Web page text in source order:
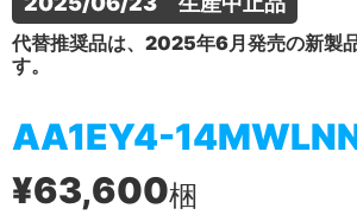
代替推奨品は、2025年6月発売の新製
す。
AA1EY4-
¥63,600梱